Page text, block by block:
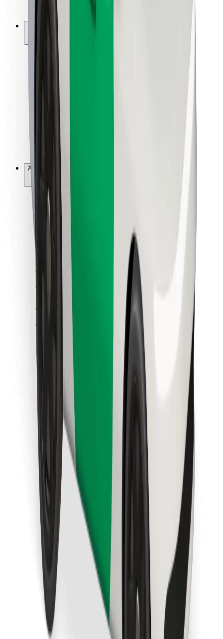
Bolt Αποβάθρες Φόρτισης
Υποστήριξη
Για επιβάτες
Για τους οδηγούς
Για μεταφορείς
Bolt Food
Για ιδιοκτήτες στόλου οχημάτων
Bolt for Business
Άλλο
Προμηθευτές
Όροι & Προϋποθέσεις
Cookies
Ασφάλεια
Πάρε ταξί μέσα σε λίγα λεπτά!
Κατέβασε την εφαρμογή Bolt
Βρείτε το αγαπημένο σας φαγητό!
Κατεβάστε την εφαρμογή Bolt Food